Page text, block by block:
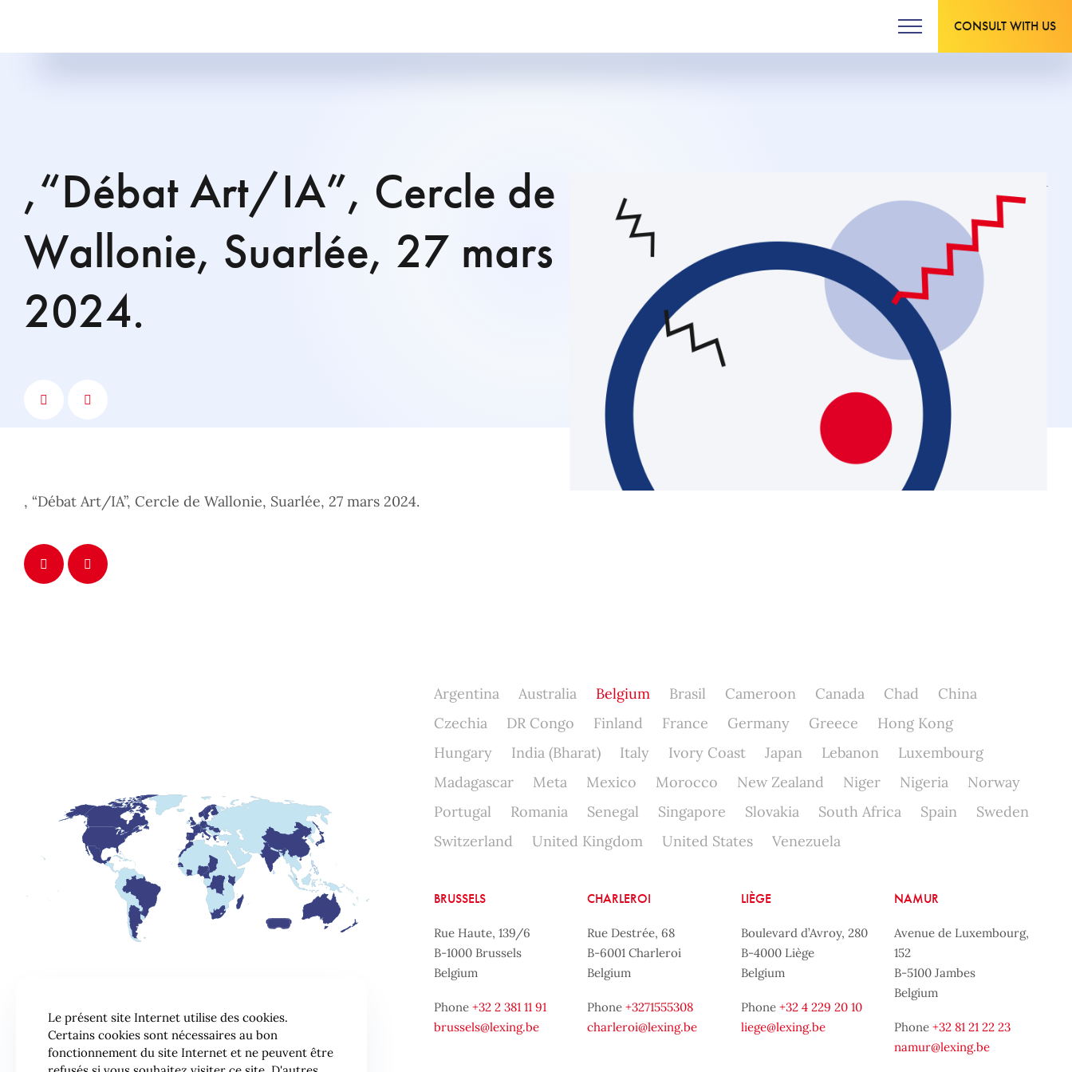
CONSULT WITH US
,“Débat Art/IA”, Cercle de
Wallonie, Suarlée, 27 mars
2024.
Updated on 21.05.2024
, “Débat Art/IA”, Cercle de Wallonie, Suarlée, 27 mars 2024.
Argentina Australia Belgium Brasil Cameroon Canada Chad
China
Czechia
DR Congo Finland France Germany Greece
Hong Kong
Hungary
India (Bharat) Italy Ivory Coast Japan Lebanon
Luxembourg
Madagascar
Meta Mexico Morocco New Zealand Niger Nigeria
Norway
Portugal
Romania Senegal Singapore Slovakia South Africa Spain
Sweden
Switzerland
United Kingdom United States Venezuela
BRUSSELS
Rue Haute, 139/6
B-1000 Brussels
Belgium
Phone +32 2 381 11 91
brussels@lexing.be
CHARLEROI
Rue Destrée, 68
B-6001 Charleroi
Belgium
Phone+3271555308
charleroi@lexing.be
LIÈGE
Boulevard d’Avroy, 280
B-4000 Liège
Belgium
Phone +32 4 229 20 10
liege@lexing.be
NAMUR
Avenue de Luxembourg,
152
B-5100 Jambes
Belgium
Phone+32 81 21 22 23
namur@lexing.be
Le présent site Internet utilise des cookies.
Certains cookies sont nécessaires au bon
fonctionnement du site Internet et ne peuvent être